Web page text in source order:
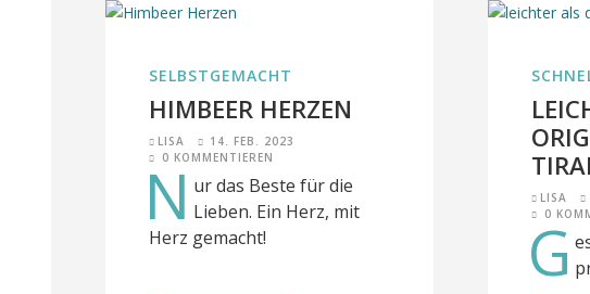
SELBSTGEMACHT
HIMBEER HERZEN
LISA
14. FEB. 2023
0 KOMMENTIEREN
N ur das Beste für die
Lieben. Ein Herz, mit
Herz gemacht!
LISA
0
G